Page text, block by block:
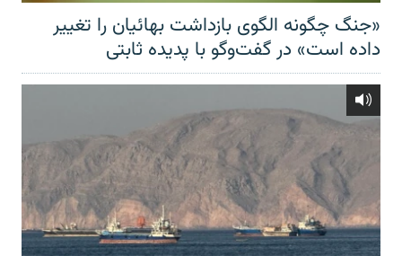
«جنگ چگونه الگوی بازداشت بهائیان را تغییر
داده است» در گفت‌وگو با پدیده ثابتی